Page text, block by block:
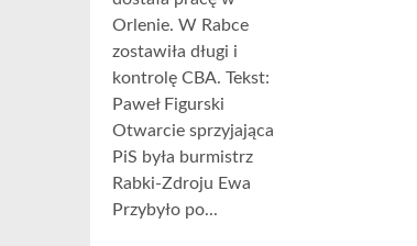
Orlenie. W Rabce
zostawiła długi i
kontrolę CBA. Tekst:
Paweł Figurski
Otwarcie sprzyjająca
PiS była burmistrz
Rabki-Zdroju Ewa
Przybyło po...